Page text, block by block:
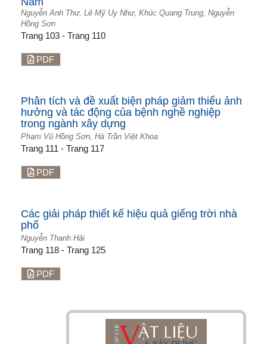
Nguyễn Anh Thư, Lê Mỹ Uy Như, Khúc Quang Trung, Nguyễn
Hồng Sơn
Trang 103 - Trang 110
PDF
Phân tích và đề xuất biện pháp giảm thiểu ảnh
hưởng và tác động của bệnh nghề nghiệp
trong ngành xây dựng
Phạm Vũ Hồng Sơn, Hà Trần Việt Khoa
Trang 111 - Trang 117
PDF
Các giải pháp thiết kế hiệu quả giếng trời nhà
phố
Nguyễn Thanh Hải
Trang 118 - Trang 125
PDF